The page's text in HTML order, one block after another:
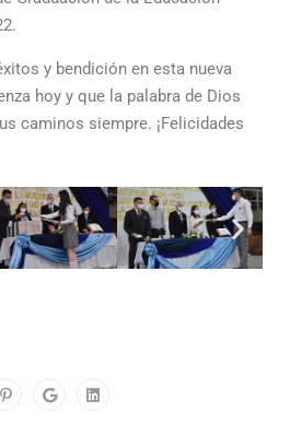
y bendición en esta nueva
hoy y que la palabra de Dios
caminos siempre. ¡Felicidades